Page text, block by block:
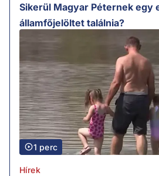
Sikerül Magyar Péternek egy
államfőjelöltet találnia?
1 perc
Hírek